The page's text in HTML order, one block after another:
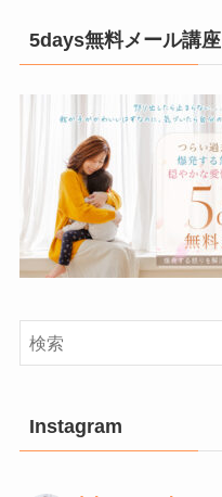
5days無料メール講座
Instagram